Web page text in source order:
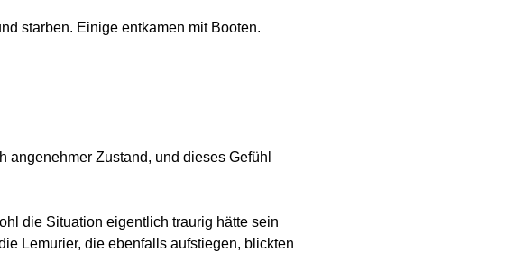
starben. Einige entkamen mit Booten.
Zustand, und dieses Gefühl
die Situation eigentlich traurig hätte sein
Lemurier, die ebenfalls aufstiegen, blickten